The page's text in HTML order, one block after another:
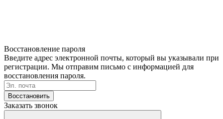
Восстановление пароля
Введите адрес электронной почты, который вы указывали при
регистрации. Мы отправим письмо с информацией для
восстановления пароля.
Восстановить
Заказать звонок